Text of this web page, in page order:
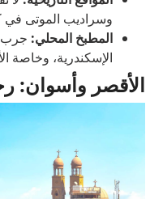
وسراديب الموتى في
المطبخ المحلي: جرب
الإسكندرية، وخاصة
الأقصر وأسوان: